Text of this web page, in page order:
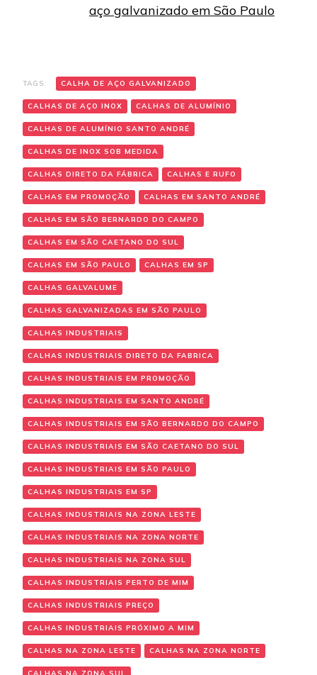
aço galvanizado em São Paulo
TAGS: CALHA DE AÇO GALVANIZADO
CALHAS DE AÇO INOX CALHAS DE ALUMÍNIO
CALHAS DE ALUMÍNIO SANTO ANDRÉ
CALHAS DE INOX SOB MEDIDA
CALHAS DIRETO DA FÁBRICA CALHAS E RUFO
CALHAS EM PROMOÇÃO CALHAS EM SANTO ANDRÉ
CALHAS EM SÃO BERNARDO DO CAMPO
CALHAS EM SÃO CAETANO DO SUL
CALHAS EM SÃO PAULO CALHAS EM SP
CALHAS GALVALUME
CALHAS GALVANIZADAS EM SÃO PAULO
CALHAS INDUSTRIAIS
CALHAS INDUSTRIAIS DIRETO DA FABRICA
CALHAS INDUSTRIAIS EM PROMOÇÃO
CALHAS INDUSTRIAIS EM SANTO ANDRÉ
CALHAS INDUSTRIAIS EM SÃO BERNARDO DO CAMPO
CALHAS INDUSTRIAIS EM SÃO CAETANO DO SUL
CALHAS INDUSTRIAIS EM SÃO PAULO
CALHAS INDUSTRIAIS EM SP
CALHAS INDUSTRIAIS NA ZONA LESTE
CALHAS INDUSTRIAIS NA ZONA NORTE
CALHAS INDUSTRIAIS NA ZONA SUL
CALHAS INDUSTRIAIS PERTO DE MIM
CALHAS INDUSTRIAIS PREÇO
CALHAS INDUSTRIAIS PRÓXIMO A MIM
CALHAS NA ZONA LESTE CALHAS NA ZONA NORTE
CALHAS NA ZONA SUL